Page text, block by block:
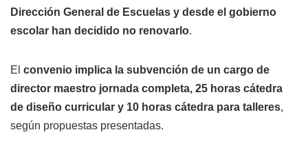
Dirección General de Escuelas y desde el gobierno
escolar han decidido no renovarlo.
El convenio implica la subvención de un cargo de
director maestro jornada completa, 25 horas cátedra
de diseño curricular y 10 horas cátedra para talleres,
según propuestas presentadas.